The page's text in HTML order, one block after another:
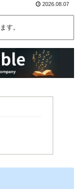
2026.08.07
す。